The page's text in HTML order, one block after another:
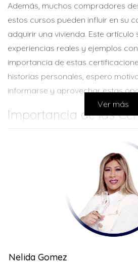
Además, muchos compradores
estos cursos pueden influir en su
adquirir una vivienda. Este artículo
experiencias reales y ejemplos
importancia de estas
historias personales, espero
informarse y aprovechar estas
Importancia de las
base sólida para quienes buscan
Estas no son simplemente cursos
diseñados para equipar a los
conocimientos prácticos. Algunos
Acceso a programas de
Mejor comprensión del
Conocimiento sobre el
Tomar un curso puede parecer un
Ver más
Nelida Gomez